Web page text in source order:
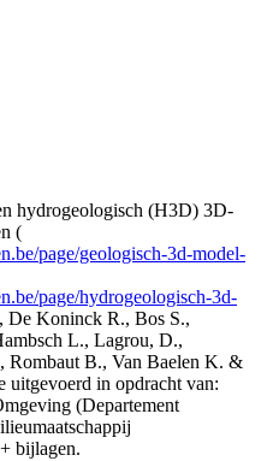
hydrogeologisch (H3D) 3D-
(
page/geologisch-3d-model-
page/hydrogeologisch-3d-
De Koninck R., Bos S.,
L., Lagrou, D.,
Rombaut B., Van Baelen K. &
uitgevoerd in opdracht van:
(Departement
bijlagen.